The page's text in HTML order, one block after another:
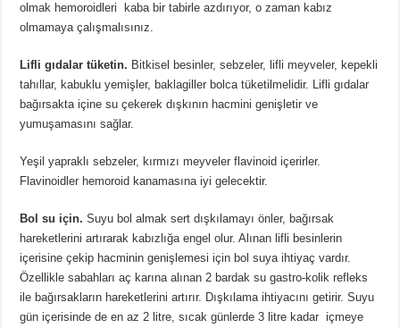
olmak hemoroidleri kaba bir tabirle azdırıyor, o zaman kabız
olmamaya çalışmalısınız.
Lifli gıdalar tüketin. Bitkisel besinler, sebzeler, lifli meyveler, kepekli
tahıllar, kabuklu yemişler, baklagiller bolca tüketilmelidir. Lifli gıdalar
bağırsakta içine su çekerek dışkının hacmini genişletir ve
yumuşamasını sağlar.
Yeşil yapraklı sebzeler, kırmızı meyveler flavinoid içerirler.
Flavinoidler hemoroid kanamasına iyi gelecektir.
Bol su için.Suyu bol almak sert dışkılamayı önler, bağırsak
hareketlerini artırarak kabızlığa engel olur. Alınan lifli besinlerin
içerisine çekip hacminin genişlemesi için bol suya ihtiyaç vardır.
Özellikle sabahları aç karına alınan 2 bardak su gastro-kolik refleks
ile bağırsakların hareketlerini artırır. Dışkılama ihtiyacını getirir. Suyu
gün içerisinde de en az 2 litre, sıcak günlerde 3 litre kadar içmeye